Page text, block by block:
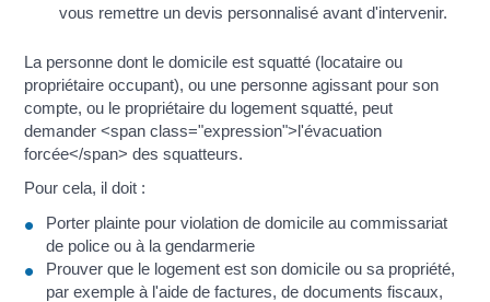
vous remettre un devis personnalisé avant d'intervenir.
La personne dont le domicile est squatté (locataire ou
propriétaire occupant), ou une personne agissant pour son
compte, ou le propriétaire du logement squatté, peut
demander <span class="expression">l'évacuation
forcée</span> des squatteurs.
Pour cela, il doit :
Porter plainte pour violation de domicile au commissariat
de police ou à la gendarmerie
Prouver que le logement est son domicile ou sa propriété,
par exemple à l'aide de factures, de documents fiscaux,